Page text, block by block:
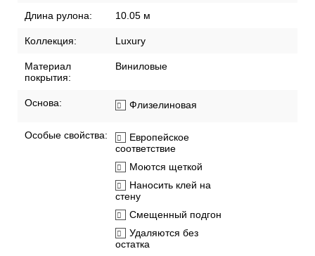
Длина рулона: 10.05 м
Коллекция: Luxury
Материал
покрытия:
Виниловые
Основа: Флизелиновая
Особые свойства:
Европейское
соответствие
Моются щеткой
Наносить клей на
стену
Смещенный подгон
Удаляются без
остатка